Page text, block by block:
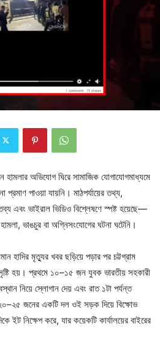
হামলার অভিযোগ ঘিরে সামাজিক যোগাযোগমাধ্যমে
পাওয়া যায়নি। মাঠপর্যায়ের তথ্য,
এবং ভাইরাল ভিডিও বিশ্লেষণে স্পষ্ট হয়েছে—
ভাঙচুর বা অগ্নিসংযোগের ঘটনা ঘটেনি।
হাদির মৃত্যুর খবর ছড়িয়ে পড়ার পর চট্টগ্রাম
হয়। প্রথমে ১০–১৫ জন যুবক ভারতীয় সহকারী
নিয়ে স্লোগান দেয় এবং রাত ১টা পর্যন্ত
২০–২৫ জনের একটি দল ওই সড়ক দিয়ে বিক্ষোভ
ইট নিক্ষেপ করে, যার কয়েকটি কার্যালয়ের বাইরের